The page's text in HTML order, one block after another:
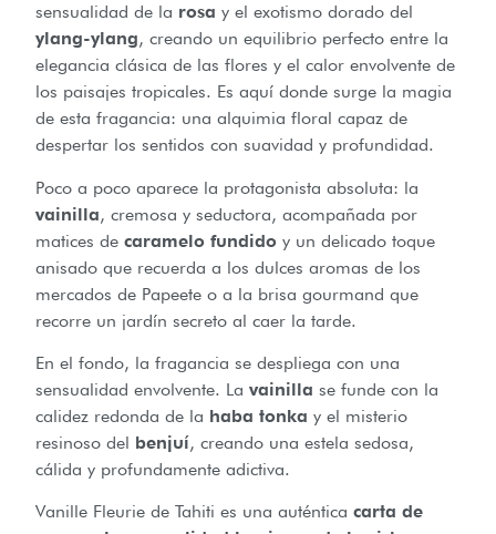
sensualidad de la rosa y el exotismo dorado del
ylang-ylang, creando un equilibrio perfecto entre la
elegancia clásica de las flores y el calor envolvente de
los paisajes tropicales. Es aquí donde surge la magia
de esta fragancia: una alquimia floral capaz de
despertar los sentidos con suavidad y profundidad.
Poco a poco aparece la protagonista absoluta: la
vainilla, cremosa y seductora, acompañada por
matices de caramelo fundido y un delicado toque
anisado que recuerda a los dulces aromas de los
mercados de Papeete o a la brisa gourmand que
recorre un jardín secreto al caer la tarde.
En el fondo, la fragancia se despliega con una
sensualidad envolvente. La vainilla se funde con la
calidez redonda de la haba tonka y el misterio
resinoso del benjuí, creando una estela sedosa,
cálida y profundamente adictiva.
Vanille Fleurie de Tahiti es una auténtica carta de